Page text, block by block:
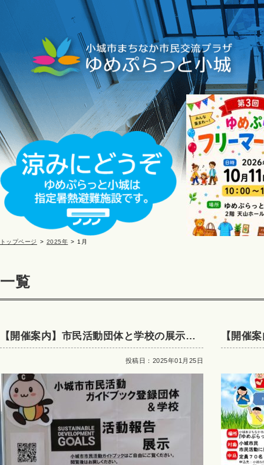
トップページ 2025年 1月
一覧
【開催案内】市民活動団体と学校の展示ブ
投稿日：2025年01月25日
【開催